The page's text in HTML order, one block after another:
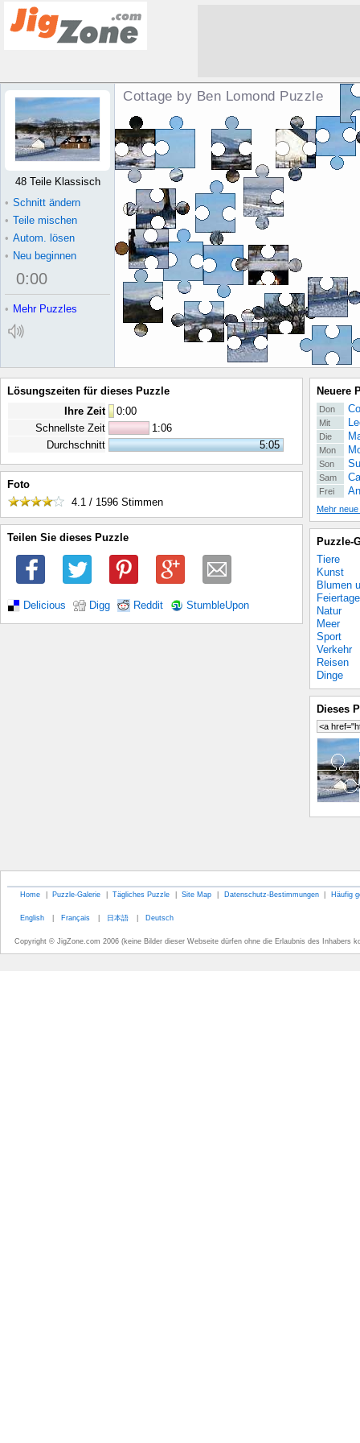
Cottage by Ben Lomond Puzzle
48 Teile Klassisch
• Schnitt ändern
• Teile mischen
• Autom. lösen
• Neu beginnen
0:00
• Mehr Puzzles
Lösungszeiten für dieses Puzzle
Ihre Zeit
0:00
Schnellste Zeit
1:06
Durchschnitt
5:05
Foto
4.1 / 1596 Stimmen
Teilen Sie dieses Puzzle
Delicious Digg Reddit StumbleUpon
Neuere
Don
Mit
Die
Mon
Son
Sam
Frei
Mehr
Puzzle-
Tiere
Kunst
Blumen
Feiertage
Natur
Meer
Sport
Verkehr
Reisen
Dinge
Dieses
Home | Puzzle-Galerie | Tägliches Puzzle | Site Map | Datenschutz-Bestimmungen | Häufig
English | Français | 日本語 | Deutsch
Copyright © JigZone.com 2006 (keine Bilder dieser Webseite dürfen ohne die Erlaubnis des Inhabers